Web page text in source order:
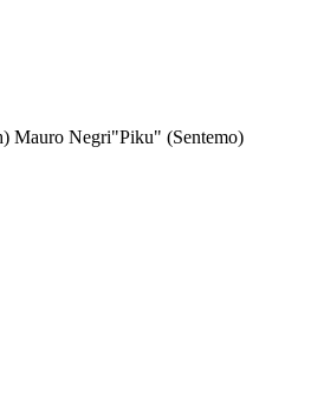
Mauro Negri"Piku" (Sentemo)